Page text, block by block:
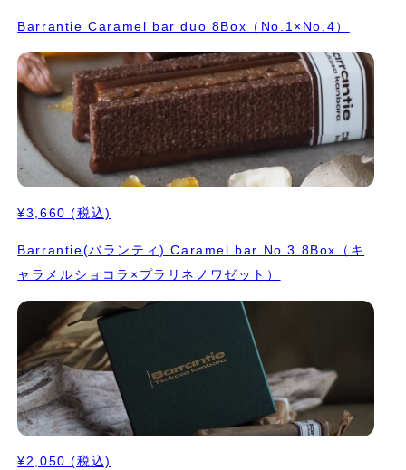
Barrantie Caramel bar duo 8Box（No.1×No.4）
¥3,660 (税込)
Barrantie(バランティ) Caramel bar No.3 8Box（キ
ャラメルショコラ×プラリネノワゼット）
¥2,050 (税込)